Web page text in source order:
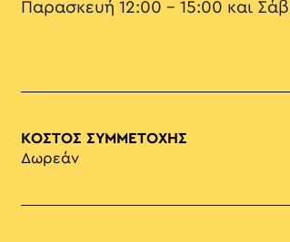
Παρασκευή 12:00 – 15:00 και
ΚΟΣΤΟΣ ΣΥΜΜΕΤΟΧΗΣ
Δωρεάν